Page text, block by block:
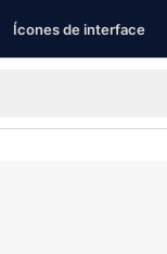
Ícones de interface